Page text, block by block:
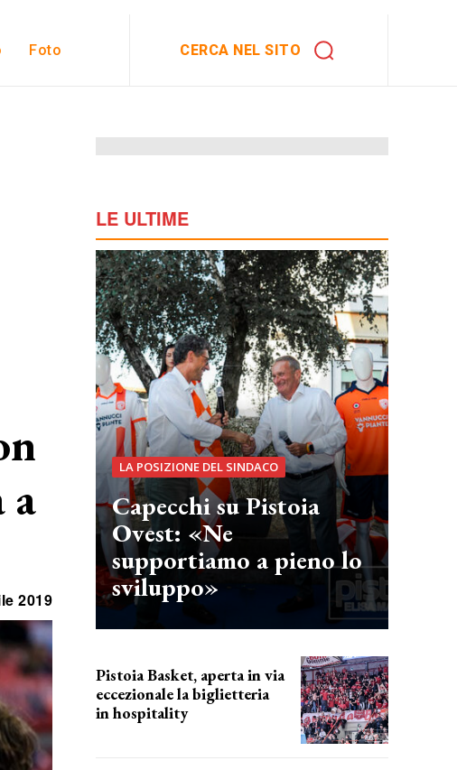
Foto CERCA NEL SITO
a
2019
LE ULTIME
LA POSIZIONE DEL SINDACO
Capecchi su Pistoia
Ovest: «Ne
supportiamo a pieno lo
sviluppo»
Pistoia Basket, aperta in via
eccezionale la biglietteria
in hospitality